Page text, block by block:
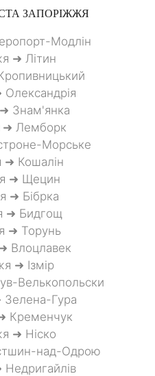
ЗАПОРІЖЖЯ
Модлін
➜ Літин
Знам'янка
➜ Лемборк
Морське
➜ Кошалін
➜ Щецин
➜ Бібрка
➜ Бидгощ
➜ Торунь
Влоцлавек
➜ Ізмір
Велькопольски
Гура
Кременчук
➜ Ніско
над-Одрою